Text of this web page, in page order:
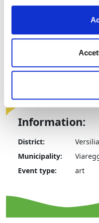
opening times: every
Information:
District:
Versilia
Municipality:
Event type:
art